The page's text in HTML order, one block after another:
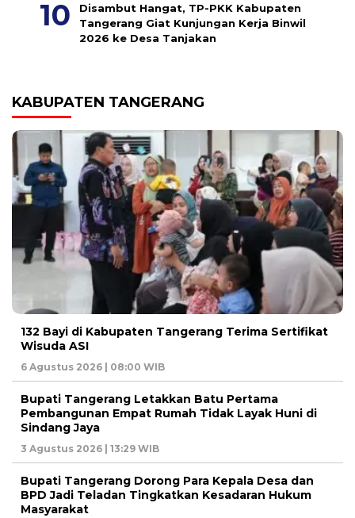
Disambut Hangat, TP-PKK Kabupaten
Tangerang Giat Kunjungan Kerja Binwil
2026 ke Desa Tanjakan
KABUPATEN TANGERANG
132 Bayi di Kabupaten Tangerang Terima Sertifikat
Wisuda ASI
6 Agustus 2026 | 08:00 WIB
Bupati Tangerang Letakkan Batu Pertama
Pembangunan Empat Rumah Tidak Layak Huni di
Sindang Jaya
3 Agustus 2026 | 13:29 WIB
Bupati Tangerang Dorong Para Kepala Desa dan
BPD Jadi Teladan Tingkatkan Kesadaran Hukum
Masyarakat